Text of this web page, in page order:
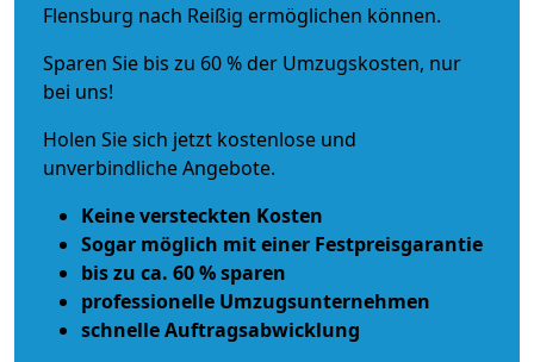
Flensburg nach Reißig ermöglichen können.
Sparen Sie bis zu 60 % der Umzugskosten, nur
bei uns!
Holen Sie sich jetzt kostenlose und
unverbindliche Angebote.
Keine versteckten Kosten
Sogar möglich mit einer Festpreisgarantie
bis zu ca. 60 % sparen
professionelle Umzugsunternehmen
schnelle Auftragsabwicklung